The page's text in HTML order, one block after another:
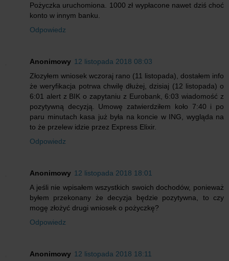
Pożyczka uruchomiona. 1000 zł wypłacone nawet dziś choć
konto w innym banku.
Odpowiedz
Anonimowy 12 listopada 2018 08:03
Złozyłem wniosek wczoraj rano (11 listopada), dostałem info
że weryfikacja potrwa chwilę dłużej, dzisiaj (12 listopada) o
6:01 alert z BIK o zapytaniu z Eurobank, 6:03 wiadomość z
pozytywną decyzją. Umowę zatwierdziłem koło 7:40 i po
paru minutach kasa już była na koncie w ING, wygląda na
to że przelew idzie przez Express Elixir.
Odpowiedz
Anonimowy 12 listopada 2018 18:01
A jeśli nie wpisałem wszystkich swoich dochodów, ponieważ
byłem przekonany że decyzja będzie pozytywna, to czy
mogę złożyć drugi wniosek o pożyczkę?
Odpowiedz
Anonimowy 12 listopada 2018 18:11